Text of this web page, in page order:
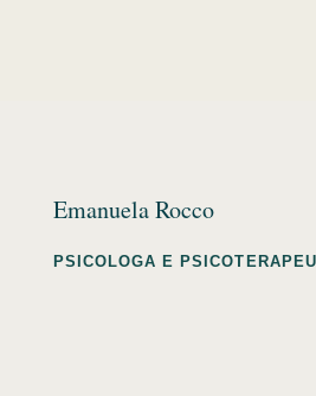
Emanuela Rocco
PSICOLOGA E